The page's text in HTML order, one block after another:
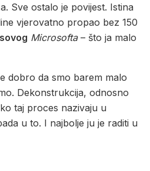
Sve ostalo je povijest. Istina
vjerovatno propao bez 150
Microsofta– što ja malo
dobro da smo barem malo
Dekonstrukcija, odnosno
taj proces nazivaju u
u to. I najbolje ju je raditi u